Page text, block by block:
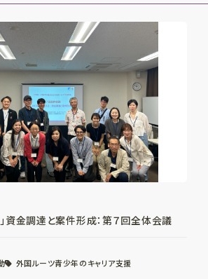
資金調達と案件形成：第７回全体会議
外国ルーツ青少年のキャリア支援